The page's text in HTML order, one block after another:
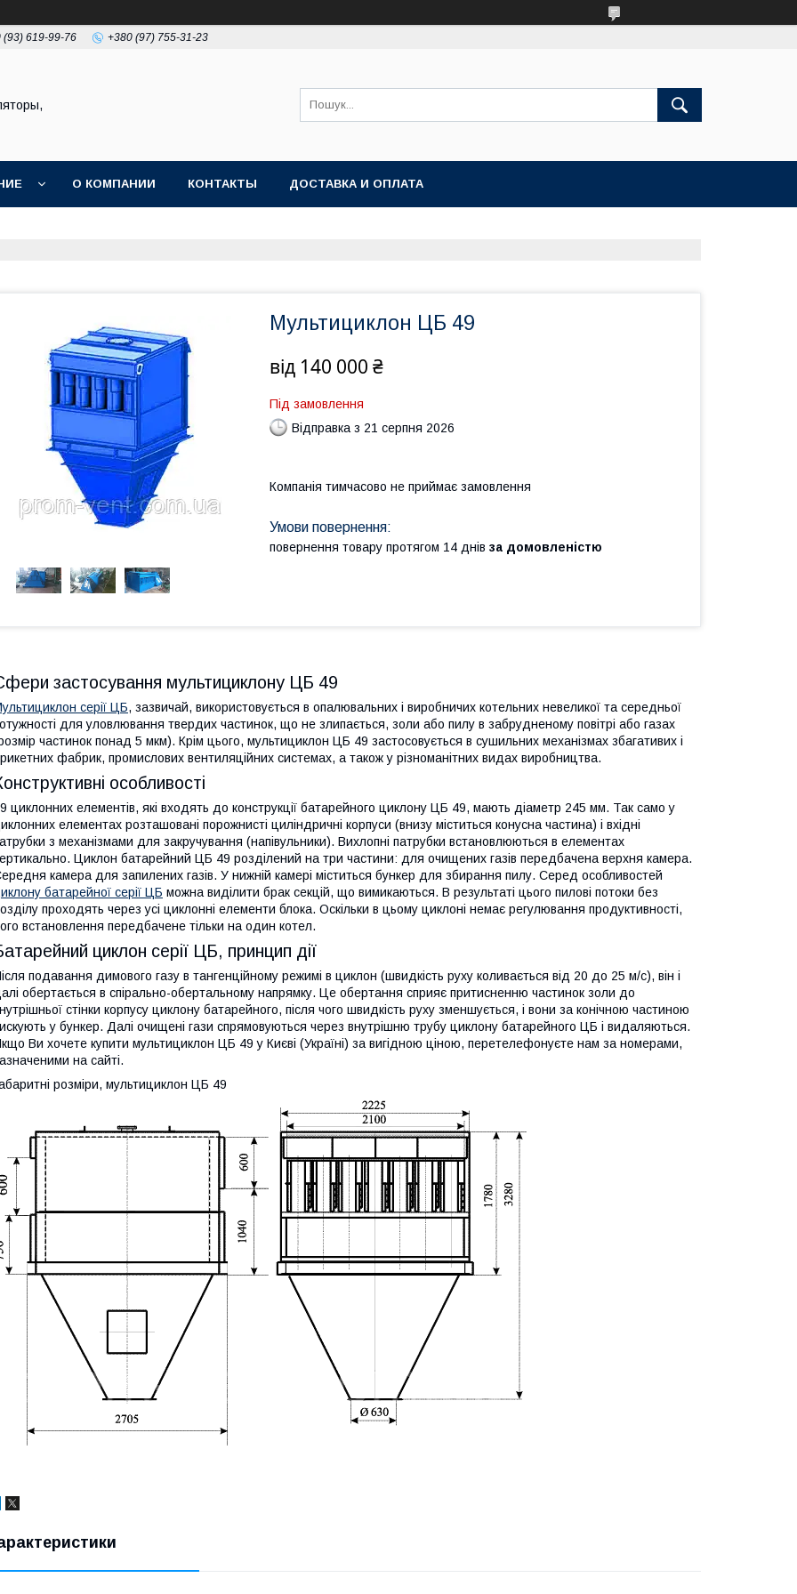
(93) 619-99-76 +380 (97) 755-31-23
О КОМПАНИИ КОНТАКТЫ ДОСТАВКА И ОПЛАТА
Мультициклон ЦБ 49
від 140 000 ₴
Під замовлення
Відправка з 21 серпня 2026
Компанія тимчасово не приймає замовлення
повернення товару протягом 14 днів за домовленістю
застосування мультициклону ЦБ 49
серії ЦБ, зазвичай, використовується в опалювальних і виробничих котельних невеликої та середньої
для уловлювання твердих частинок, що не злипається, золи або пилу в забрудненому повітрі або газах
частинок понад 5 мкм). Крім цього, мультициклон ЦБ 49 застосовується в сушильних механізмах збагативих і
фабрик, промислових вентиляційних системах, а також у різноманітних видах виробництва.
особливості
циклонних елементів, які входять до конструкції батарейного циклону ЦБ 49, мають діаметр 245 мм. Так само у
елементах розташовані порожнисті циліндричні корпуси (внизу міститься конусна частина) і вхідні
з механізмами для закручування (напівульники). Вихлопні патрубки встановлюються в елементах
Циклон батарейний ЦБ 49 розділений на три частини: для очищених газів передбачена верхня камера.
камера для запилених газів. У нижній камері міститься бункер для збирання пилу. Серед особливостей
батарейної серії ЦБ можна виділити брак секцій, що вимикаються. В результаті цього пилові потоки без
проходять через усі циклонні елементи блока. Оскільки в цьому циклоні немає регулювання продуктивності,
встановлення передбачене тільки на один котел.
циклон серії ЦБ, принцип дії
подавання димового газу в тангенційному режимі в циклон (швидкість руху коливається від 20 до 25 м/с), він і
обертається в спірально-обертальному напрямку. Це обертання сприяє притисненню частинок золи до
стінки корпусу циклону батарейного, після чого швидкість руху зменшується, і вони за конічною частиною
у бункер. Далі очищені гази спрямовуються через внутрішню трубу циклону батарейного ЦБ і видаляються.
Ви хочете купити мультициклон ЦБ 49 у Києві (Україні) за вигідною ціною, перетелефонуєте нам за номерами,
на сайті.
розміри, мультициклон ЦБ 49